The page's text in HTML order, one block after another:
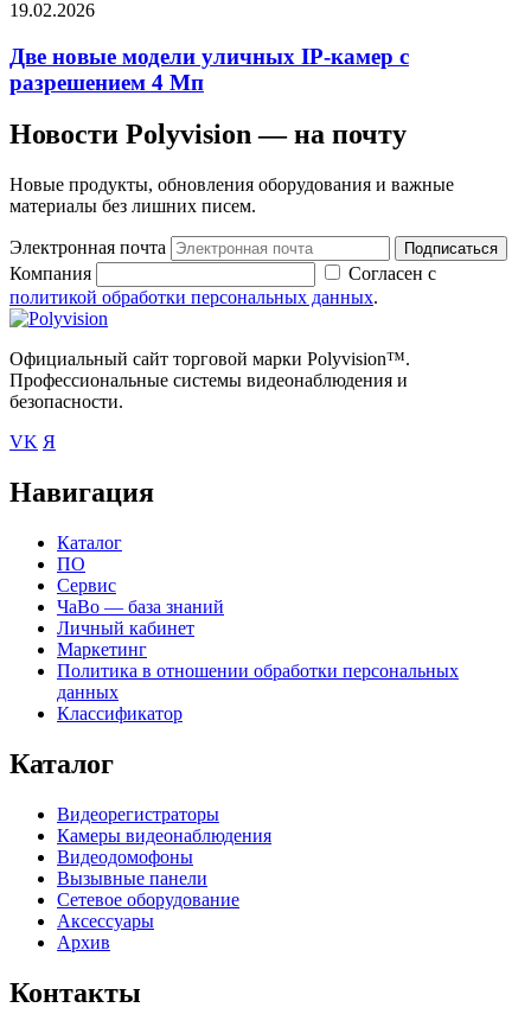
19.02.2026
Две новые модели уличных IP-камер с
разрешением 4 Мп
Новости Polyvision — на почту
Новые продукты, обновления оборудования и важные
материалы без лишних писем.
Электронная почта Подписаться
Компания
Согласен с
политикой обработки персональных данных.
Официальный сайт торговой марки Polyvision™.
Профессиональные системы видеонаблюдения и
безопасности.
VK Я
Навигация
Каталог
ПО
Сервис
ЧаВо — база знаний
Личный кабинет
Маркетинг
Политика в отношении обработки персональных
данных
Классификатор
Каталог
Видеорегистраторы
Камеры видеонаблюдения
Видеодомофоны
Вызывные панели
Сетевое оборудование
Аксессуары
Архив
Контакты